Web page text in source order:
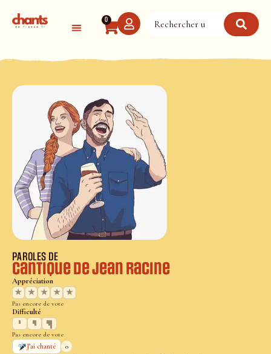
0
PAROLES DE
Cantique de Jean Racine
Appréciation
★
★ ★ ★ ★
Pas encore de vote
Difficulté
Pas encore de vote
J’ai chanté
0